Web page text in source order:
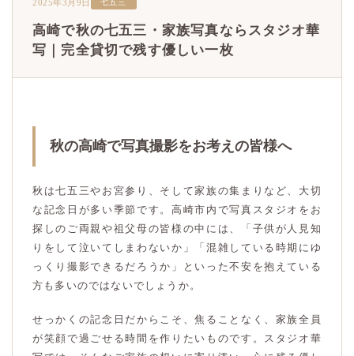
2025年3月9日 七五三
高崎で秋の七五三・家族写真ならスタジオ華
写｜完全貸切で残す優しい一枚
秋の高崎で写真撮影をお考えの皆様へ
秋は七五三やお宮参り、そして家族の集まりなど、大切
な記念日が多い季節です。高崎市内で写真スタジオをお
探しのご両親や祖父母の皆様の中には、「子供が人見知
りをして泣いてしまわないか」「混雑している時期にゆ
っくり撮影できるだろうか」といった不安を抱えている
方も多いのではないでしょうか。
せっかくの記念日だからこそ、焦ることなく、家族全員
が笑顔で過ごせる時間を作りたいものです。スタジオ華